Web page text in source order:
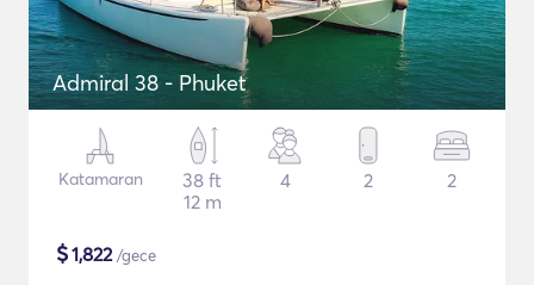
Admiral 38 - Phuket
Katamaran
38 ft
12 m
4 2 2
$1,822/gece